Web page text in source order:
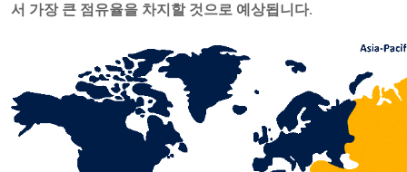
서 가장 큰 점유율을 차지할 것으로 예상됩니다.